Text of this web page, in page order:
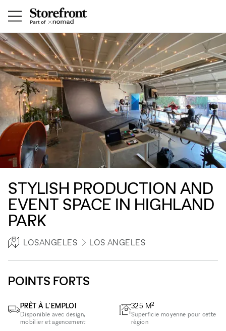
STYLISH PRODUCTION AND
EVENT SPACE IN HIGHLAND
PARK
LOSANGELES LOS ANGELES
POINTS FORTS
PRÊT À L'EMPLOI
Disponible avec design,
mobilier et agencement
325 M2
Superficie moyenne pour cette
région